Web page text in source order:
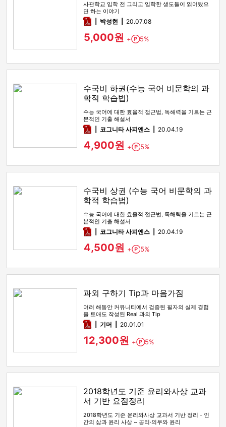
사관학교 입학 전 그리고 입학한 생도들이 읽어봤으
면 하는 이야기
pdf박성현 20.07.08
5,000원 + Point
5%
수국비 하권(수능 국어 비문학의 과
학적 학습법)
수능 국어에 대한 효율적 접근법, 독해력을 기르는 근
본적인 기출 해설서
pdf코그니타 사피엔스 20.04.19
4,900원 + Point
5%
수국비 상권 (수능 국어 비문학의 과
학적 학습법)
수능 국어에 대한 효율적 접근법, 독해력을 기르는 근
본적인 기출 해설서
pdf코그니타 사피엔스 20.04.19
4,500원 + Point
5%
과외 구하기 Tip과 마음가짐
여러 해동안 커뮤니티에서 검증된 필자의 실제 경험
을 토애도 작성된 Real 과외 Tip
pdf기머 20.01.01
12,300원 + Point
5%
2018학년도 기준 윤리와사상 교과
서 기반 요점정리
2018학년도 기준 윤리와사상 교과서 기반 정리 - 인
간의 삶과 윤리 사상 ~ 공리·의무와 윤리